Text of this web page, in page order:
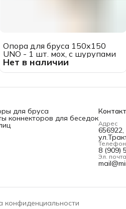
Нет в наличии
Опора для бруса 150x150
UNO - 1 шт. мох, с шурупами
для бруса
коннекторов для беседок
Адрес
Телефон
8 (909)
Эл. почта
конфиденциальности